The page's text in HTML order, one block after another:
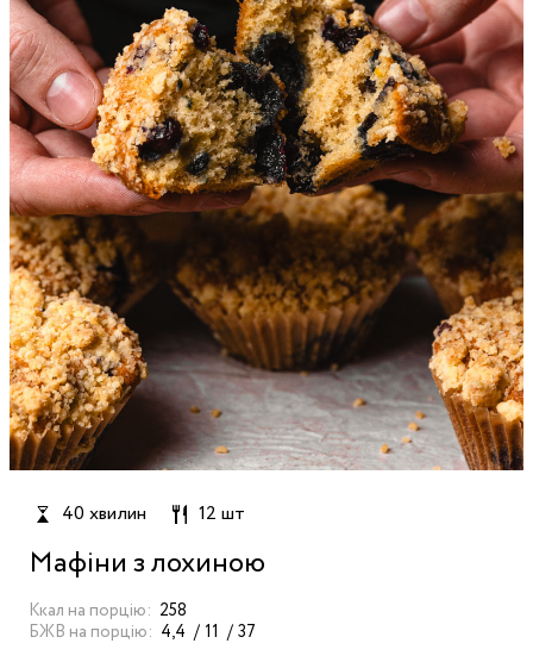
40 хвилин 12 шт
Мафіни з лохиною
Ккал на порцію: 258
БЖВ на порцію: 4,4 11 37